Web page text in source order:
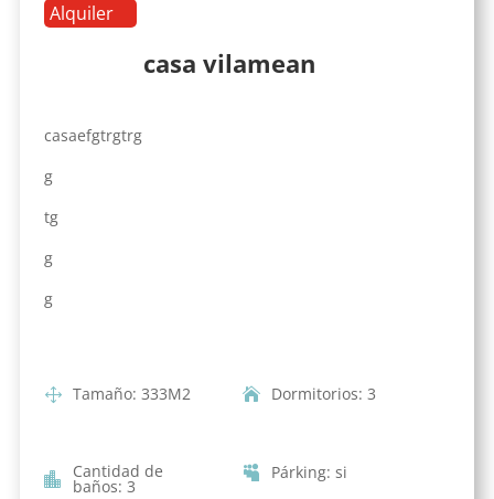
Alquiler
casa vilamean
casaefgtrgtrg
g
tg
g
g
Tamaño: 333M2 Dormitorios: 3
Cantidad de
baños: 3
Párking: si